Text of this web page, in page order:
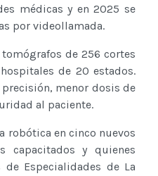
médicas y en 2025 se
por videollamada.
de 256 cortes
de 20 estados.
menor dosis de
al paciente.
robótica en cinco nuevos
capacitados y quienes
Especialidades de La